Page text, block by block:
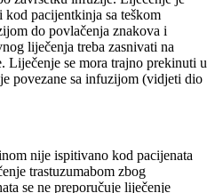
pacijentkinja sa teškom
do povlačenja znakova i
liječenja treba zasnivati na
Liječenje se mora trajno prekinuti u
povezane sa infuzijom (vidjeti dio
nije ispitivano kod pacijenata
trastuzumabom zbog
se ne preporučuje liječenje